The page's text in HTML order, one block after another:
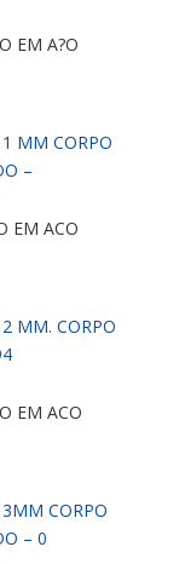
EM A?O
EM ACO
EM ACO